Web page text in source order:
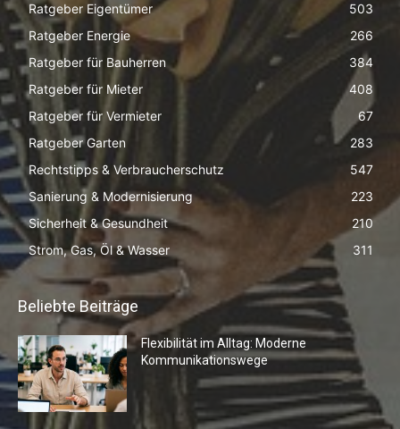
Ratgeber Eigentümer
503
Ratgeber Energie
266
Ratgeber für Bauherren
384
Ratgeber für Mieter
408
Ratgeber für Vermieter
67
Ratgeber Garten
283
Rechtstipps & Verbraucherschutz
547
Sanierung & Modernisierung
223
Sicherheit & Gesundheit
210
Strom, Gas, Öl & Wasser
311
Beliebte Beiträge
Flexibilität im Alltag: Moderne
Kommunikationswege